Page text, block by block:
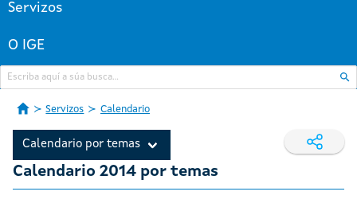
Servizos
O IGE
Servizos Calendario
Calendario por temas
Calendario 2014 por temas